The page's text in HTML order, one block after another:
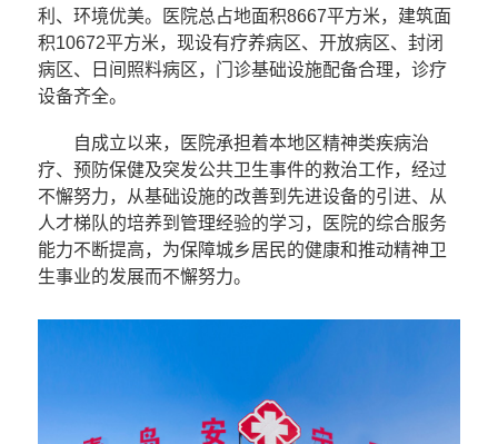
利、环境优美。医院总占地面积8667平方米，建筑面
积10672平方米，现设有疗养病区、开放病区、封闭
病区、日间照料病区，门诊基础设施配备合理，诊疗
设备齐全。
自成立以来，医院承担着本地区精神类疾病治
疗、预防保健及突发公共卫生事件的救治工作，经过
不懈努力，从基础设施的改善到先进设备的引进、从
人才梯队的培养到管理经验的学习，医院的综合服务
能力不断提高，为保障城乡居民的健康和推动精神卫
生事业的发展而不懈努力。